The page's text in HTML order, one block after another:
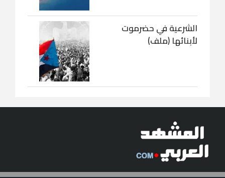
الشرعية في حضرموت
لأبنائها (ملف)